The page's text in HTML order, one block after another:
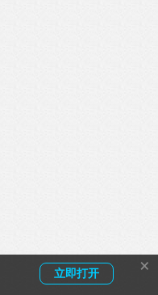
立即打开 ×